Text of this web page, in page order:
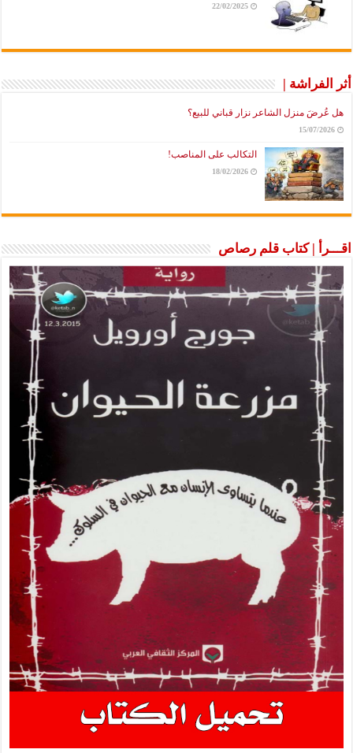
22/02/2025
أثر الفراشة |
هل عُرضَ منزل الشاعر نزار قباني للبيع؟
15/07/2026
التكالب على المناصب!
18/02/2026
اقـــرأ | كتاب قلم رصاص